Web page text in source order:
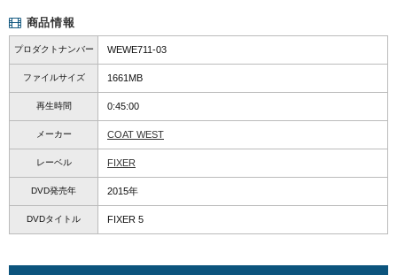
商品情報
プロダクトナンバー WEWE711-03
ファイルサイズ 1661MB
再生時間 0:45:00
メーカー COAT WEST
レーベル FIXER
DVD発売年 2015年
DVDタイトル FIXER 5